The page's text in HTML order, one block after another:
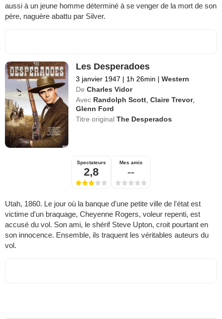
aussi à un jeune homme déterminé à se venger de la mort de son
père, naguère abattu par Silver.
Les Desperadoes
3 janvier 1947 | 1h 26min | Western
De Charles Vidor
Avec Randolph Scott ,Claire Trevor,
Glenn Ford
Titre originalThe Desperados
Spectateurs
2,8
Mes amis
--
Utah, 1860. Le jour où la banque d'une petite ville de l'état est
victime d'un braquage, Cheyenne Rogers, voleur repenti, est
accusé du vol. Son ami, le shérif Steve Upton, croit pourtant en
son innocence. Ensemble, ils traquent les véritables auteurs du
vol.